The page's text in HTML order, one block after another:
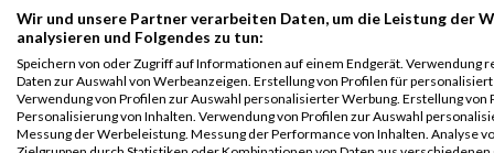
Team Position, DNS = Did not start, DNF = Did not finish, DQ =
Wir und unsere Partner verarbeiten Daten, um die Leistung der
analysieren und Folgendes zu tun:
Speichern von oder Zugriff auf Informationen auf einem Endgerät. Verwendung
Daten zur Auswahl von Werbeanzeigen. Erstellung von Profilen für
Verwendung von Profilen zur Auswahl personalisierter Werbung. Erstellung von
Personalisierung von Inhalten. Verwendung von Profilen zur Auswahl
Messung der Werbeleistung. Messung der Performance von Inhalten. Analyse